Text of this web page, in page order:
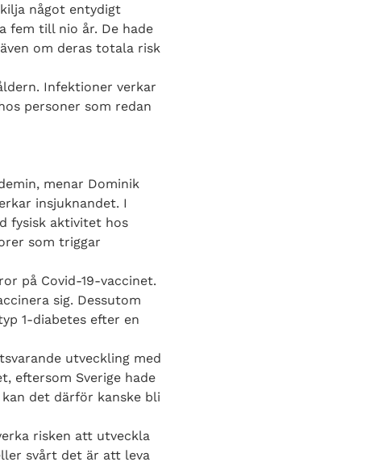
något entydigt
fem till nio år. De hade
om deras totala risk
Infektioner verkar
personer som redan
menar Dominik
insjuknandet. I
fysisk aktivitet hos
som triggar
på Covid-19-vaccinet.
sig. Dessutom
1-diabetes efter en
utveckling med
eftersom Sverige hade
det därför kanske bli
risken att utveckla
svårt det är att leva